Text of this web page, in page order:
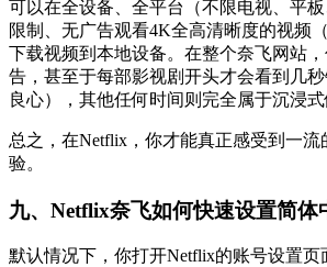
可以在全设备、全平台（不限电视、平
限制、无广告观看4K全高清晰度的视频
下载视频到本地设备。在整个奈飞网站
告，甚至于每部影视剧开头才会看到几
良心），其他任何时间则完全属于沉浸式
总之，在Netflix，你才能真正感受到一流
验。
九、Netflix奈飞如何快速设置简体
默认情况下，你打开Netflix的账号设置页